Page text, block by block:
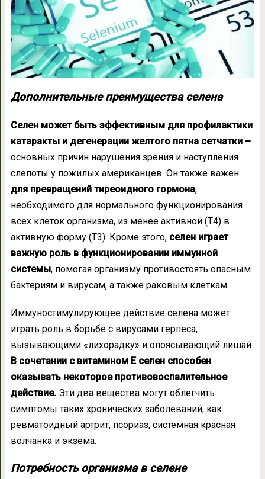
Дополнительные преимущества селена
Селен может быть эффективным для профилактики
катаракты и дегенерации желтого пятна сетчатки –
основных причин нарушения зрения и наступления
слепоты у пожилых американцев. Он также важен
для превращений тиреоидного гормона,
необходимого для нормального функционирования
всех клеток организма, из менее активной (Т4) в
активную форму (Т3). Кроме этого, селен играет
важную роль в функционировании иммунной
системы, помогая организму противостоять опасным
бактериям и вирусам, а также раковым клеткам.
Иммуностимулирующее действие селена может
играть роль в борьбе с вирусами герпеса,
вызывающими «лихорадку» и опоясывающий лишай.
В сочетании с витамином Е селен способен
оказывать некоторое противовоспалительное
действие. Эти два вещества могут облегчить
симптомы таких хронических заболеваний, как
ревматоидный артрит, псориаз, системная красная
волчанка и экзема.
Потребность организма в селене